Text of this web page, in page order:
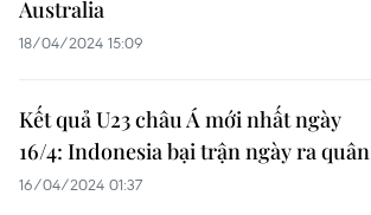
Australia
18/04/2024 15:09
Kết quả U23 châu Á mới nhất ngày
16/4: Indonesia bại trận ngày ra quân
16/04/2024 01:37